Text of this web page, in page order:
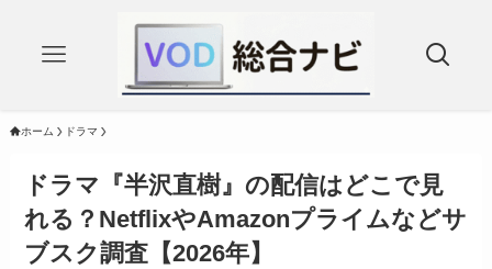
ホーム ドラマ
ドラマ『半沢直樹』の配信はどこで見
れる？NetflixやAmazonプライムなどサ
ブスク調査【2026年】